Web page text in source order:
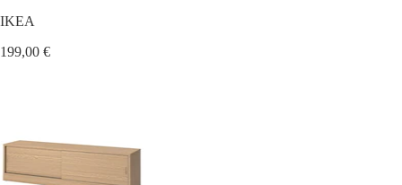
IKEA
199,00 €